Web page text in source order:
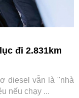
đi 2.831km
diesel vẫn là "nhà
nếu chạy ...